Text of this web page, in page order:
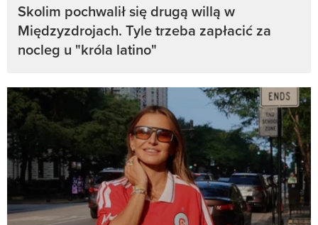
Skolim pochwalił się drugą willą w
Międzyzdrojach. Tyle trzeba zapłacić za
nocleg u "króla latino"